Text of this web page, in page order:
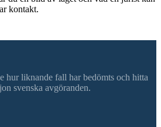
kontakt.
hur liknande fall har bedömts och hitta
svenska avgöranden.